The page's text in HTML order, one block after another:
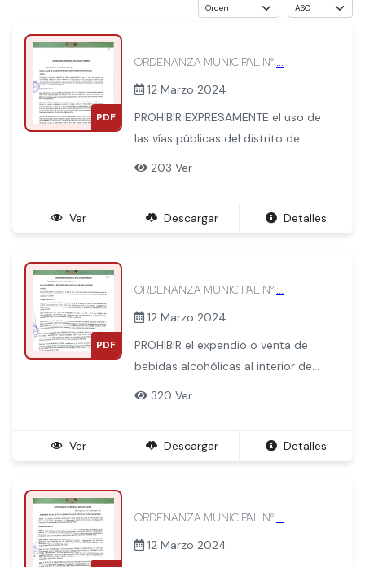
PDF
ORDENANZA MUNICIPAL N° ...
12 Marzo 2024
PROHIBIR EXPRESAMENTE el uso de
las vías públicas del distrito de
naturaleza o de materiales de
203 Ver
Ver Descargar Detalles
PDF
ORDENANZA MUNICIPAL N° ...
12 Marzo 2024
PROHIBIR el expendió o venta de
bebidas alcohólicas al interior de
320 Ver
Ver Descargar Detalles
ORDENANZA MUNICIPAL N° ...
12 Marzo 2024